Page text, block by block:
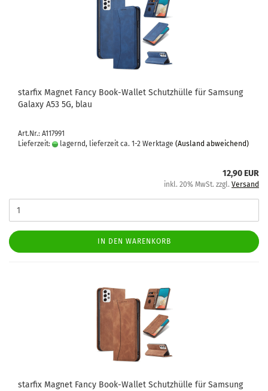
star­fix Ma­gnet Fancy Book-​Wal­let Schutz­hül­le für Sam­sung
Ga­la­xy A53 5G, blau
Art.Nr.: A117991
Lieferzeit:
lagernd, lieferzeit ca. 1-2 Werktage (Ausland abweichend)
12,90 EUR
inkl. 20% MwSt. zzgl. Versand
IN DEN WARENKORB
star­fix Ma­gnet Fancy Book-​Wal­let Schutz­hül­le für Sam­sung